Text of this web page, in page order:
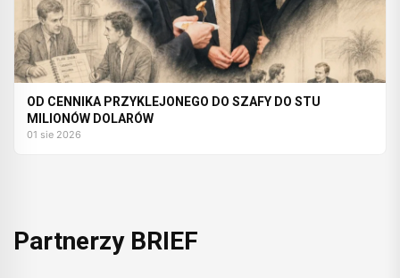
OD CENNIKA PRZYKLEJONEGO DO SZAFY DO STU
MILIONÓW DOLARÓW
01 sie 2026
Partnerzy BRIEF